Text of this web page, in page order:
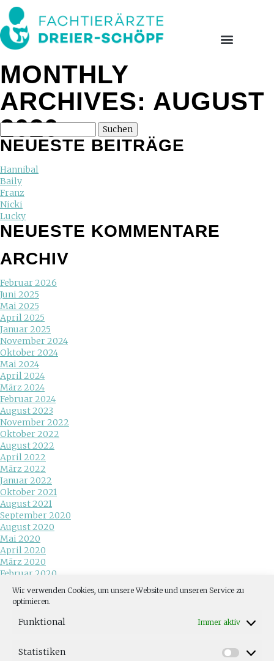
Wir verwenden Cookies, um unsere Website und unseren Service zu
optimieren.
Funktional Immer aktiv
Statistiken
MONTHLY
ARCHIVES: AUGUST
2020
NEUESTE BEITRÄGE
Hannibal
Baily
Franz
Nicki
Lucky
NEUESTE KOMMENTARE
ARCHIV
Februar 2026
Juni 2025
Mai 2025
April 2025
Januar 2025
November 2024
Oktober 2024
Mai 2024
April 2024
März 2024
Februar 2024
August 2023
November 2022
Oktober 2022
August 2022
April 2022
März 2022
Januar 2022
Oktober 2021
August 2021
September 2020
August 2020
Mai 2020
April 2020
März 2020
Februar 2020
Juni 2019
Mai 2019
Januar 2019
Dezember 2018
August 2018